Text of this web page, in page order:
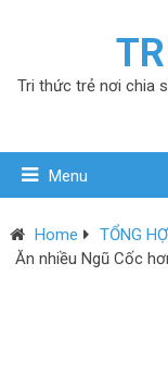
Tri thức trẻ nơi chia
Menu
Home
TỔNG
Ăn nhiều Ngũ Cốc